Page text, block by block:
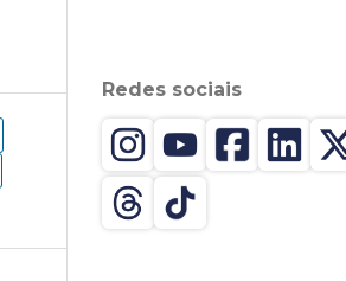
Redes sociais